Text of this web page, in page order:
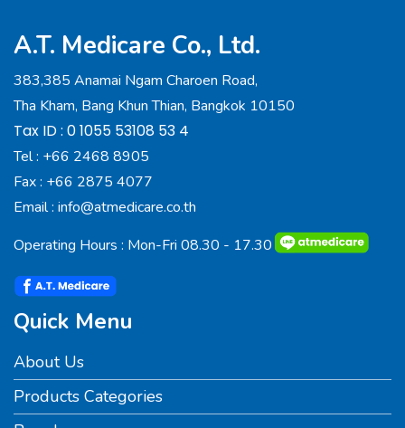
A.T. Medicare Co., Ltd.
383,385 Anamai Ngam Charoen Road,
Tha Kham, Bang Khun Thian, Bangkok 10150
Tax ID : 0 1055 53108 53 4
Tel : +66 2468 8905
Fax : +66 2875 4077
Email : info@atmedicare.co.th
Operating Hours : Mon-Fri 08.30 - 17.30
Quick Menu
About Us
Products Categories